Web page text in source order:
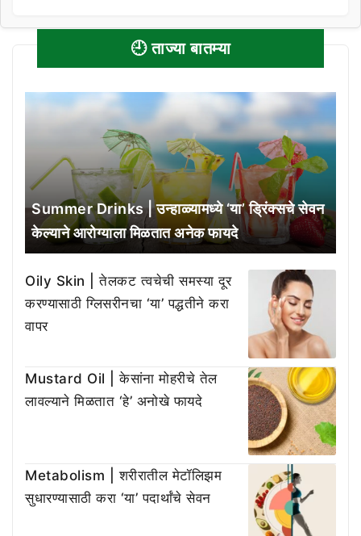
🕘 ताज्या बातम्या
Summer Drinks | उन्हाळ्यामध्ये ‘या’ ड्रिंक्सचे सेवन
केल्याने आरोग्याला मिळतात अनेक फायदे
Oily Skin | तेलकट त्वचेची समस्या दूर
करण्यासाठी ग्लिसरीनचा ‘या’ पद्धतीने करा
वापर
Mustard Oil | केसांना मोहरीचे तेल
लावल्याने मिळतात ‘हे’ अनोखे फायदे
Metabolism | शरीरातील मेटॉलिझम
सुधारण्यासाठी करा ‘या’ पदार्थांचे सेवन